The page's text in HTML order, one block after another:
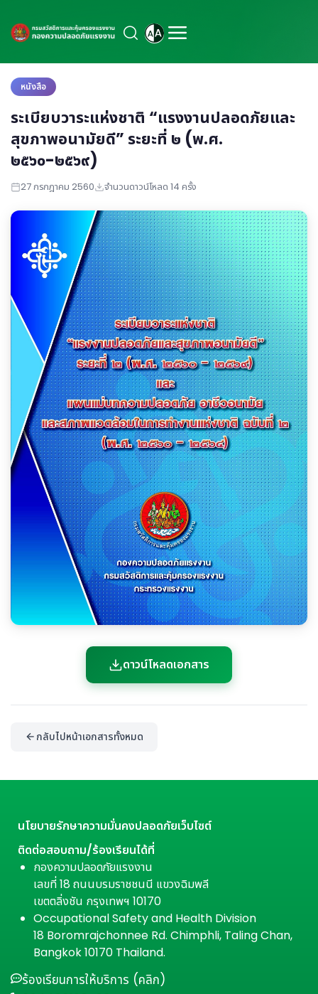
หนังสือ
ระเบียบวาระแห่งชาติ “แรงงานปลอดภัยและ
สุขภาพอนามัยดี” ระยะที่ ๒ (พ.ศ.
๒๕๖๐-๒๕๖๙)
27 กรกฎาคม 2560 จำนวนดาวน์โหลด 14 ครั้ง
ดาวน์โหลดเอกสาร
กลับไปหน้าเอกสารทั้งหมด
นโยบายรักษาความมั่นคงปลอดภัยเว็บไซต์
ติดต่อสอบถาม/ร้องเรียนได้ที่
กองความปลอดภัยแรงงาน
เลขที่ 18 ถนนบรมราชชนนี แขวงฉิมพลี
เขตตลิ่งชัน กรุงเทพฯ 10170
Occupational Safety and Health Division
18 Boromrajchonnee Rd. Chimphli, Taling Chan,
Bangkok 10170 Thailand.
ร้องเรียนการให้บริการ (คลิก)